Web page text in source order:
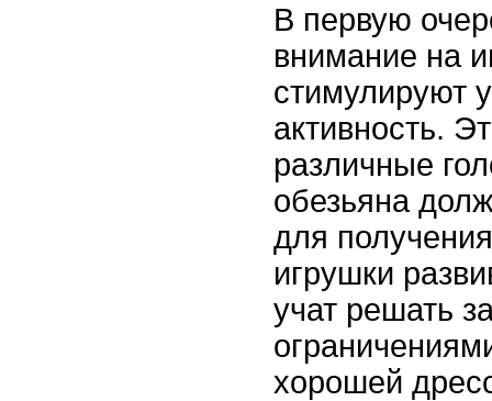
В первую
внимание на
стимулируют
активность.
различные
обезьяна
для
игрушки
учат решать
хорошей